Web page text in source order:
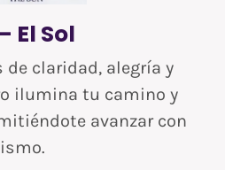
El Sol
de claridad, alegría y
ilumina tu camino y
avanzar con